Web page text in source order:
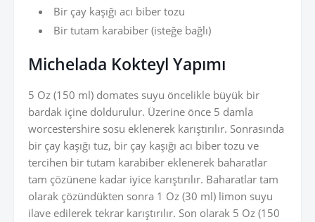
Bir çay kaşığı acı biber tozu
Bir tutam karabiber (isteğe bağlı)
Michelada Kokteyl Yapımı
5 Oz (150 ml) domates suyu öncelikle büyük bir
bardak içine doldurulur. Üzerine önce 5 damla
worcestershire sosu eklenerek karıştırılır. Sonrasında
bir çay kaşığı tuz, bir çay kaşığı acı biber tozu ve
tercihen bir tutam karabiber eklenerek baharatlar
tam çözünene kadar iyice karıştırılır. Baharatlar tam
olarak çözündükten sonra 1 Oz (30 ml) limon suyu
ilave edilerek tekrar karıştırılır. Son olarak 5 Oz (150